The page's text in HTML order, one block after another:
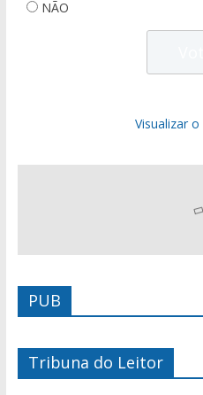
NÃO
Visualizar
PUB
Tribuna do Leitor